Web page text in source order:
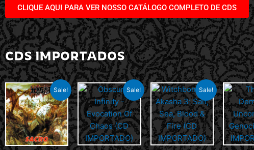
CLIQUE AQUI PARA VER NOSSO CATÁLOGO COMPLETO DE CDS
CDS IMPORTADOS
Sale! Sale! Sale!